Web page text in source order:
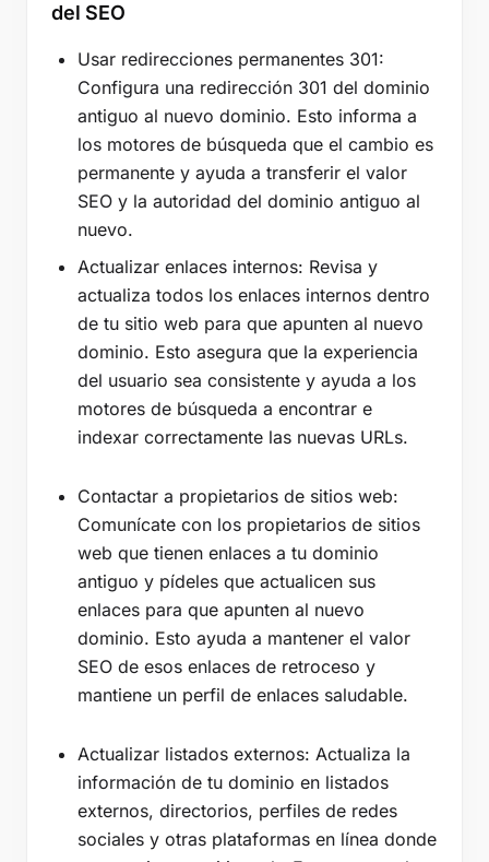
del SEO
Usar redirecciones permanentes 301:
Configura una redirección 301 del dominio
antiguo al nuevo dominio. Esto informa a
los motores de búsqueda que el cambio es
permanente y ayuda a transferir el valor
SEO y la autoridad del dominio antiguo al
nuevo.
Actualizar enlaces internos: Revisa y
actualiza todos los enlaces internos dentro
de tu sitio web para que apunten al nuevo
dominio. Esto asegura que la experiencia
del usuario sea consistente y ayuda a los
motores de búsqueda a encontrar e
indexar correctamente las nuevas URLs.
Contactar a propietarios de sitios web:
Comunícate con los propietarios de sitios
web que tienen enlaces a tu dominio
antiguo y pídeles que actualicen sus
enlaces para que apunten al nuevo
dominio. Esto ayuda a mantener el valor
SEO de esos enlaces de retroceso y
mantiene un perfil de enlaces saludable.
Actualizar listados externos: Actualiza la
información de tu dominio en listados
externos, directorios, perfiles de redes
sociales y otras plataformas en línea donde